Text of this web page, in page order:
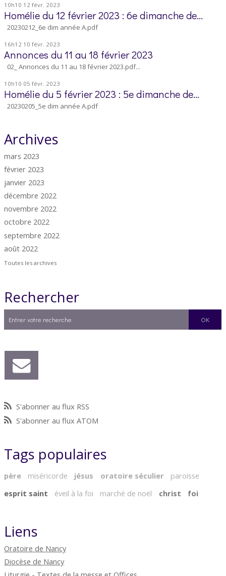
10h10 12 févr. 2023
Homélie du 12 février 2023 : 6e dimanche de...
20230212_6e dim année A.pdf
16h12 10 févr. 2023
Annonces du 11 au 18 février 2023
02_ Annonces du 11 au 18 février 2023.pdf...
10h10 05 févr. 2023
Homélie du 5 février 2023 : 5e dimanche de...
20230205_5e dim année A.pdf
Archives
mars 2023
février 2023
janvier 2023
décembre 2022
novembre 2022
octobre 2022
septembre 2022
août 2022
Toutes les archives
Rechercher
S'abonner au flux RSS
S'abonner au flux ATOM
Tags populaires
père miséricorde jésus oratoire séculier
paroisse
esprit saint
éveil à la foi marché de noël christ foi
Liens
Oratoire de Nancy
Diocèse de Nancy